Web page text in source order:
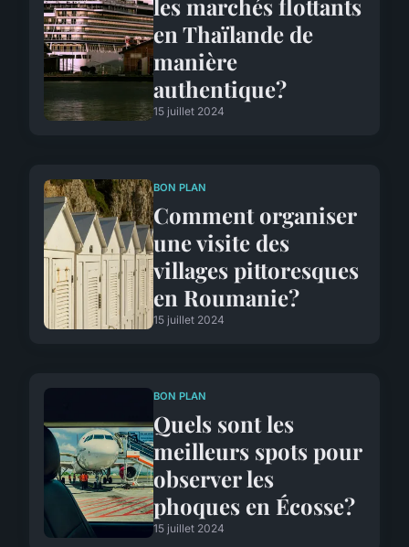
les marchés flottants
en Thaïlande de
manière
authentique?
15 juillet 2024
BON PLAN
Comment organiser
une visite des
villages pittoresques
en Roumanie?
15 juillet 2024
BON PLAN
Quels sont les
meilleurs spots pour
observer les
phoques en Écosse?
15 juillet 2024